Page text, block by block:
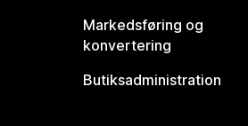
Markedsføring og
konvertering
Butiksadministration